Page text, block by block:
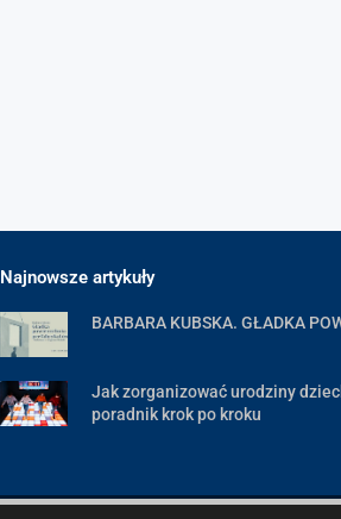
Najnowsze artykuły
BARBARA KUBSKA. GŁADKA
Jak zorganizować urodziny
poradnik krok po kroku